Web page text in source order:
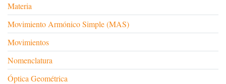
Materia
Movimiento Armónico Simple (MAS)
Movimientos
Nomenclatura
Óptica Geométrica